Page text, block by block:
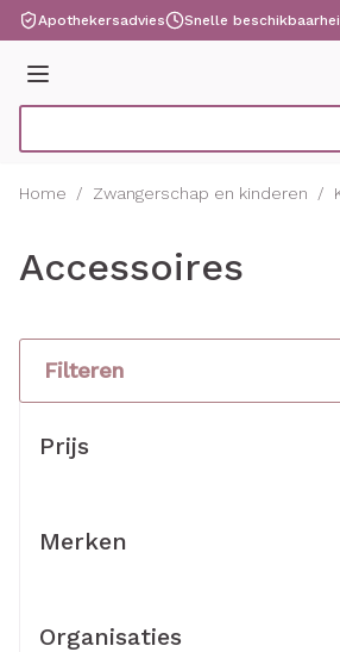
Ga naar de inhoud
Apothekersadvies Snelle
Menu
Home / Zwangerschap en kinderen /
Accessoires
Filteren
Prijs
Merken
Organisaties